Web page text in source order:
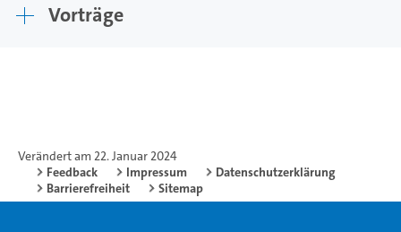
Vorträge
Verändert am 22. Januar 2024
Feedback
Impressum
Datenschutzerklärung
Barrierefreiheit
Sitemap